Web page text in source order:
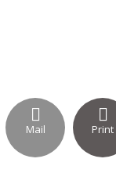
Mail Print